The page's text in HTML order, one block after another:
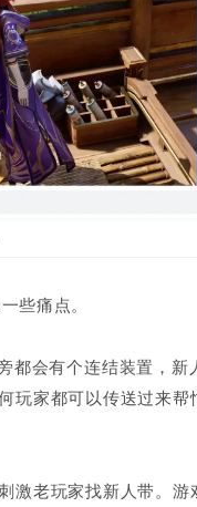
些痛点。
都会有个连结装置，
玩家都可以传送过来
激老玩家找新人带。游